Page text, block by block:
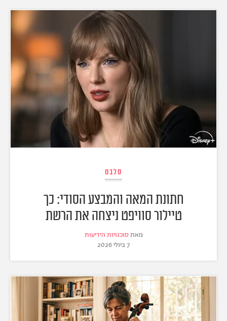
סלבס
חתונת המאה והמבצע הסודי: כך
טיילור סוויפט ניצחה את הרשת
מאתסוכנויות הידיעות
7 ביולי 2026